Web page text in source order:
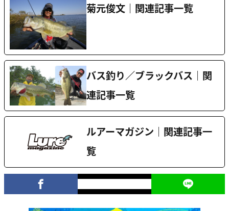
菊元俊文｜関連記事一覧
バス釣り／ブラックバス｜関
連記事一覧
ルアーマガジン｜関連記事一
覧